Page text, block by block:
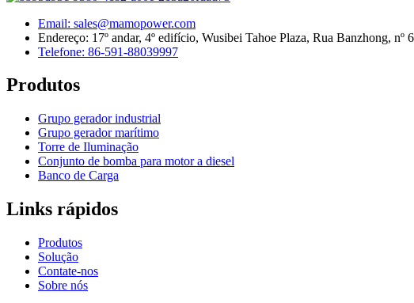
Email: sales@mamopower.com
Endereço: 17º andar, 4º edifício, Wusibei Tahoe Plaza, Rua Banzhong,
Telefone: 86-591-88039997
Produtos
Grupo gerador industrial
Grupo gerador marítimo
Torre de Iluminação
Conjunto de bomba para motor a diesel
Banco de Carga
Links rápidos
Produtos
Solução
Contate-nos
Sobre nós